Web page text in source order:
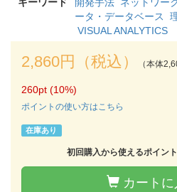
ータ・データベース
VISUAL ANALYTICS
2,860円（税込） （本体
260pt (10%)
ポイントの使い方はこちら
在庫あり
初回購入から使えるポイン
カートに